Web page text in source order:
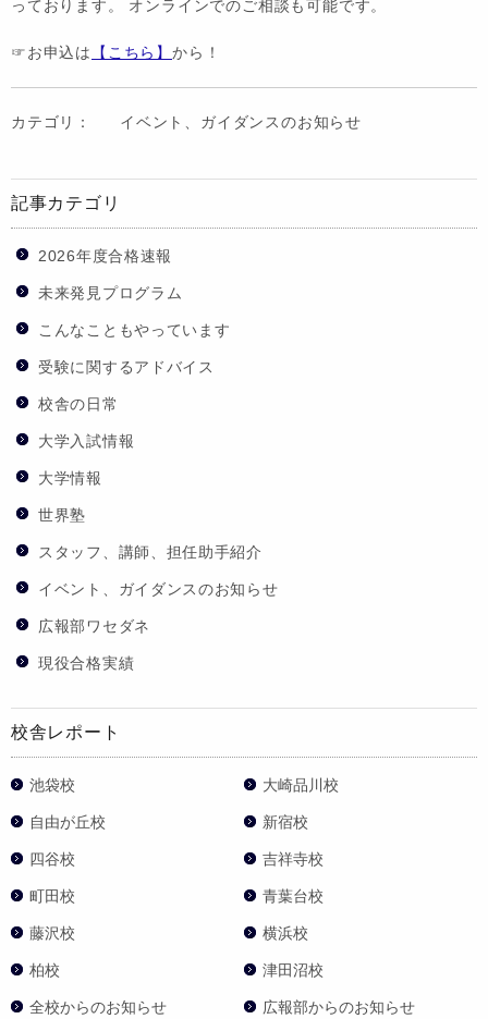
っております。 オンラインでのご相談も可能です。
☞お申込は 【こちら】 から！
カテゴリ： イベント、ガイダンスのお知らせ
記事カテゴリ
2026年度合格速報
未来発見プログラム
こんなこともやっています
受験に関するアドバイス
校舎の日常
大学入試情報
大学情報
世界塾
スタッフ、講師、担任助手紹介
イベント、ガイダンスのお知らせ
広報部ワセダネ
現役合格実績
校舎レポート
池袋校 大崎品川校
自由が丘校 新宿校
四谷校 吉祥寺校
町田校 青葉台校
藤沢校 横浜校
柏校 津田沼校
全校からのお知らせ 広報部からのお知らせ